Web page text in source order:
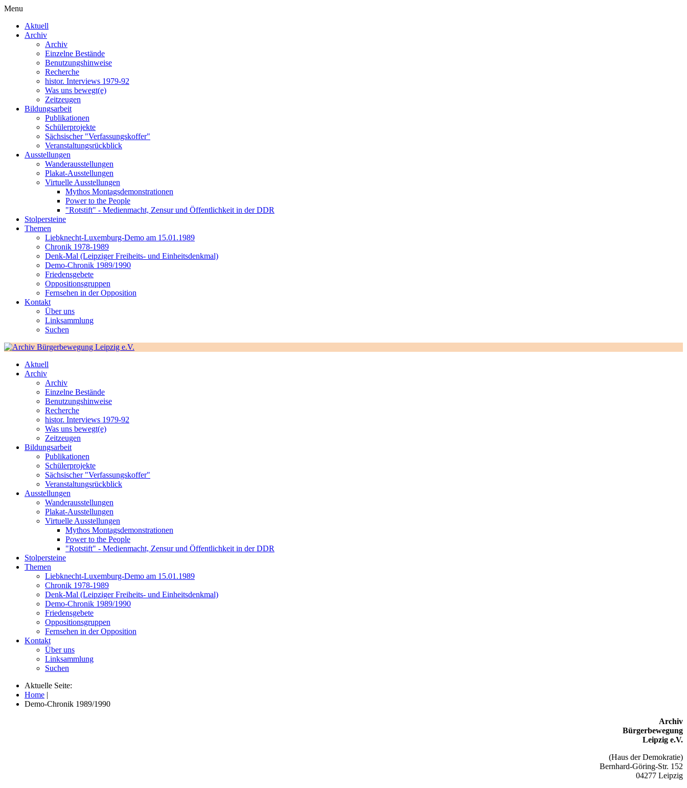
Menu
Aktuell
Archiv
Archiv
Einzelne Bestände
Benutzungshinweise
Recherche
histor. Interviews 1979-92
Was uns bewegt(e)
Zeitzeugen
Bildungsarbeit
Publikationen
Schülerprojekte
Sächsischer "Verfassungskoffer"
Veranstaltungsrückblick
Ausstellungen
Wanderausstellungen
Plakat-Ausstellungen
Virtuelle Ausstellungen
Mythos Montagsdemonstrationen
Power to the People
"Rotstift" - Medienmacht, Zensur und Öffentlichkeit in der DDR
Stolpersteine
Themen
Liebknecht-Luxemburg-Demo am 15.01.1989
Chronik 1978-1989
Denk-Mal (Leipziger Freiheits- und Einheitsdenkmal)
Demo-Chronik 1989/1990
Friedensgebete
Oppositionsgruppen
Fernsehen in der Opposition
Kontakt
Über uns
Linksammlung
Suchen
Aktuell
Archiv
Archiv
Einzelne Bestände
Benutzungshinweise
Recherche
histor. Interviews 1979-92
Was uns bewegt(e)
Zeitzeugen
Bildungsarbeit
Publikationen
Schülerprojekte
Sächsischer "Verfassungskoffer"
Veranstaltungsrückblick
Ausstellungen
Wanderausstellungen
Plakat-Ausstellungen
Virtuelle Ausstellungen
Mythos Montagsdemonstrationen
Power to the People
"Rotstift" - Medienmacht, Zensur und Öffentlichkeit in der DDR
Stolpersteine
Themen
Liebknecht-Luxemburg-Demo am 15.01.1989
Chronik 1978-1989
Denk-Mal (Leipziger Freiheits- und Einheitsdenkmal)
Demo-Chronik 1989/1990
Friedensgebete
Oppositionsgruppen
Fernsehen in der Opposition
Kontakt
Über uns
Linksammlung
Suchen
Aktuelle Seite:
Home |
Demo-Chronik 1989/1990
Archiv
Bürgerbewegung
Leipzig e.V.
(Haus der Demokratie)
Bernhard-Göring-Str. 152
04277 Leipzig